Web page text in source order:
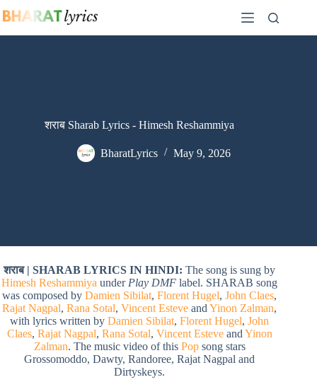
to
शराब Sharab Lyrics - Himesh Reshammiya
BharatLyrics May 9, 2026
शराब | SHARAB LYRICS IN HINDI: The song is sung by
Himesh Reshammiya under Play DMF label. SHARAB song
was composed byDamien Sibilat,Florent Hugel,John Claes,
Rajat Nagpal,Rana Sotal,Vincent Esteve andYinon Zalman,
with lyrics written byDamien Sibilat,Florent Hugel,John
Claes, Rajat Nagpal, Rana Sotal, Vincent Esteveand Yinon
Zalman. The music video of this Popsong stars
Grossomoddo, Dawty, Randoree, Rajat Nagpal and
Dirtyskeys.